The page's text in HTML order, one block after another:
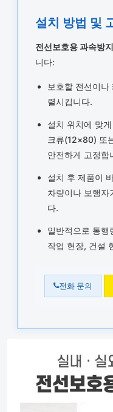
설치 방법 및
전선보호용 과속방
니다:
보호할 전선이나
렬시킵니다.
설치 위치에 맞
크류(12×80) 또
안전하게 고정합
설치 후 제품이
차량이나 보행자
다.
일반적으로 통행
작업 현장, 건설
전화 문의